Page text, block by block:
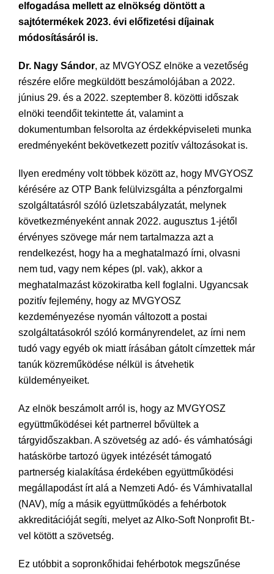
elfogadása mellett az elnökség döntött a
sajtótermékek 2023. évi előfizetési díjainak
módosításáról is.
Dr. Nagy Sándor, az MVGYOSZ elnöke a vezetőség
részére előre megküldött beszámolójában a 2022.
június 29. és a 2022. szeptember 8. közötti időszak
elnöki teendőit tekintette át, valamint a
dokumentumban felsorolta az érdekképviseleti munka
eredményeként bekövetkezett pozitív változásokat is.
Ilyen eredmény volt többek között az, hogy MVGYOSZ
kérésére az OTP Bank felülvizsgálta a pénzforgalmi
szolgáltatásról szóló üzletszabályzatát, melynek
következményeként annak 2022. augusztus 1-jétől
érvényes szövege már nem tartalmazza azt a
rendelkezést, hogy ha a meghatalmazó írni, olvasni
nem tud, vagy nem képes (pl. vak), akkor a
meghatalmazást közokiratba kell foglalni. Ugyancsak
pozitív fejlemény, hogy az MVGYOSZ
kezdeményezése nyomán változott a postai
szolgáltatásokról szóló kormányrendelet, az írni nem
tudó vagy egyéb ok miatt írásában gátolt címzettek már
tanúk közreműködése nélkül is átvehetik
küldeményeiket.
Az elnök beszámolt arról is, hogy az MVGYOSZ
együttműködései két partnerrel bővültek a
tárgyidőszakban. A szövetség az adó- és vámhatósági
hatáskörbe tartozó ügyek intézését támogató
partnerség kialakítása érdekében együttműködési
megállapodást írt alá a Nemzeti Adó- és Vámhivatallal
(NAV), míg a másik együttműködés a fehérbotok
akkreditációját segíti, melyet az Alko-Soft Nonprofit Bt.-
vel kötött a szövetség.
Ez utóbbit a sopronkőhidai fehérbotok megszűnése